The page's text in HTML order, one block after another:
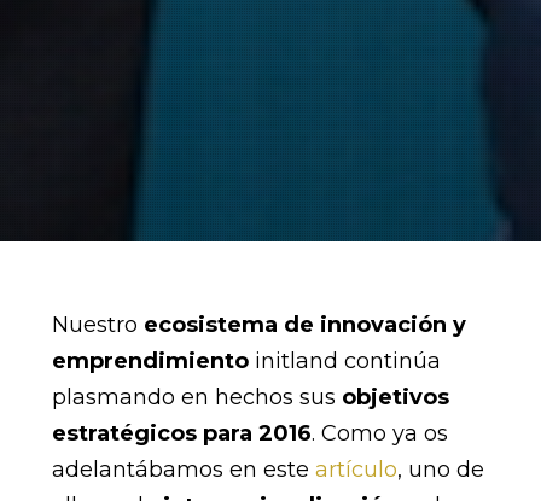
Nuestro ecosistema de innovación y
emprendimientoinitland continúa
plasmando en hechos sus objetivos
estratégicos para 2016. Como ya os
adelantábamos en este artículo, uno de